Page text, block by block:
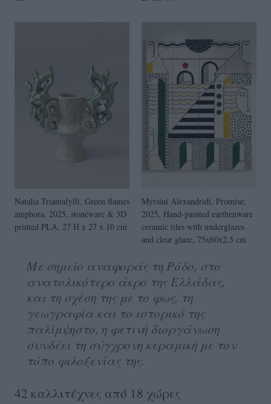
Natalia Triantafylli, Green flames
amphora, 2025, stoneware & 3D
printed PLA, 27 H x 27 x 10 cm
Myrsini Alexandridi, Promise,
2025, Hand-painted earthenware
ceramic tiles with underglazes
and clear glaze, 75x60x2,5 cm
Με σημείο αναφοράς τη Ρόδο, στο
ανατολικότερο άκρο της Ελλάδας,
και τη σχέση της με το φως, τη
γεωγραφία και το ιστορικό της
παλίμψηστο, η φετινή διοργάνωση
συνδέει τη σύγχρονη κεραμική με τον
τόπο φιλοξενίας της.
42 καλλιτέχνες από 18 χώρες